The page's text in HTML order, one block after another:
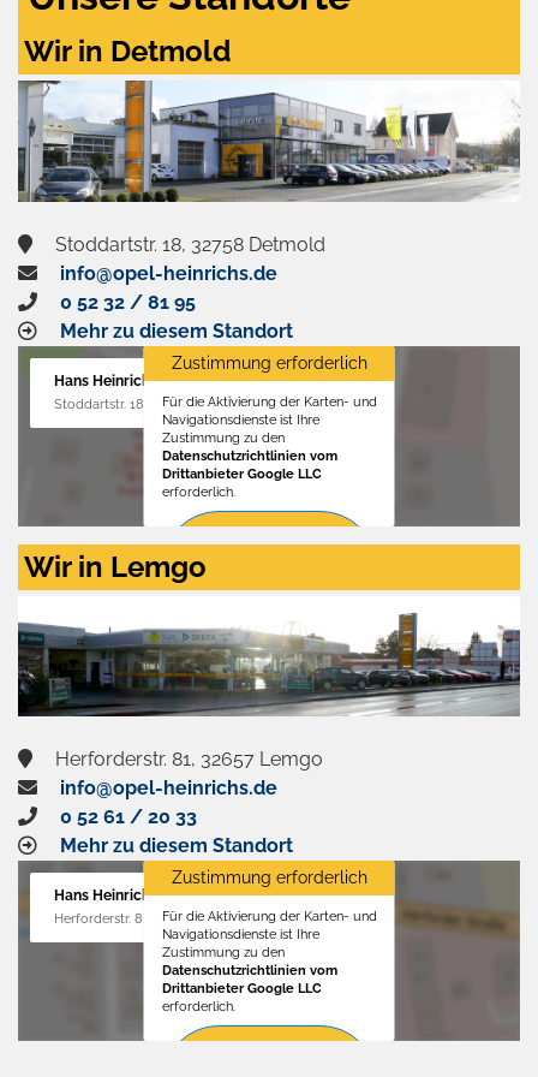
Wir in Detmold
Stoddartstr. 18, 32758 Detmold
info@opel-heinrichs.de
0 52 32 / 81 95
Mehr zu diesem Standort
Hans Heinrichs GmbH
Stoddartstr. 18, 32758 Detmold
Zustimmung erforderlich
Für die Aktivierung der Karten- und
Navigationsdienste ist Ihre
Zustimmung zu den
Datenschutzrichtlinien vom
Drittanbieter Google LLC
erforderlich.
Zustimmen
aktivieren
Wir in Lemgo
Herforderstr. 81, 32657 Lemgo
info@opel-heinrichs.de
0 52 61 / 20 33
Mehr zu diesem Standort
Hans Heinrichs GmbH
Herforderstr. 81, 32657 Lemgo
Zustimmung erforderlich
Für die Aktivierung der Karten- und
Navigationsdienste ist Ihre
Zustimmung zu den
Datenschutzrichtlinien vom
Drittanbieter Google LLC
erforderlich.